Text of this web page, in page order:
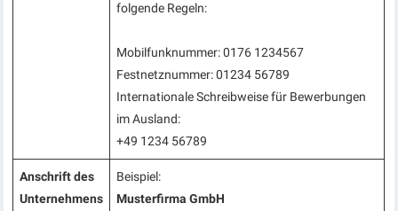
folgende Regeln:
Mobilfunknummer: 0176 1234567
Festnetznummer: 01234 56789
Internationale Schreibweise für Bewerbungen
im Ausland:
+49 1234 56789
Anschrift des
Unternehmens
Beispiel:
Musterfirma GmbH